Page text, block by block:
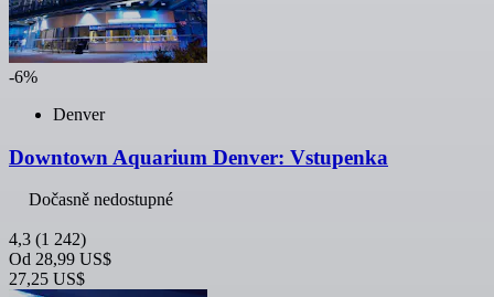
-6%
Denver
Downtown Aquarium Denver: Vstupenka
Dočasně nedostupné
4,3 (1 242)
Od 28,99 US$
27,25 US$